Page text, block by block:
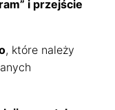
i przejście
, które należy